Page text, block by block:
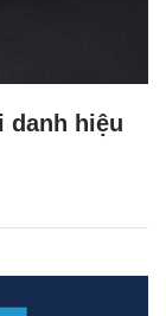
danh hiệu